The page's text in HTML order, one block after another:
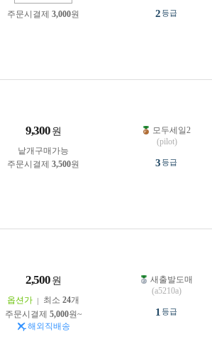
주문시결제 3,000원 2등급
9,300 원
낱개구매가능
주문시결제 3,500원
모두세일2
(pilot)
3등급
2,500 원
옵션가 최소 24개
주문시결제 5,000원~
해외직배송
새출발도매
(a5210a)
1 등급